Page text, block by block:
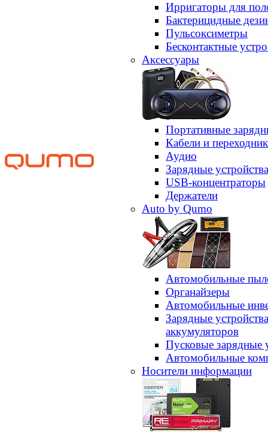
Ирригаторы для
Бактерицидные
Пульсоксиметры
Бесконтактные
Аксессуары
Портативные
Кабели и
Аудио
Зарядные устройства
USB-концентраторы
Держатели
Auto by Qumo
Автомобильные
Органайзеры
Автомобильные
Зарядные
аккумуляторов
Пусковые зарядные
Автомобильные
Носители информации